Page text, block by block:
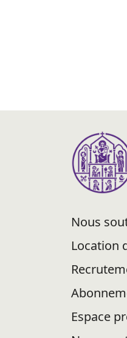
Nous
Location
Espace